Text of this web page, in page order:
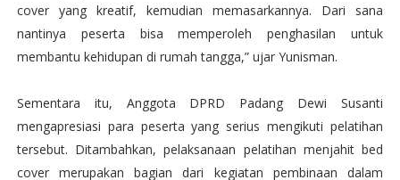
cover yang kreatif, kemudian memasarkannya. Dari sana
nantinya peserta bisa memperoleh penghasilan untuk
membantu kehidupan di rumah tangga,” ujar Yunisman.
Sementara itu, Anggota DPRD Padang Dewi Susanti
mengapresiasi para peserta yang serius mengikuti pelatihan
tersebut. Ditambahkan, pelaksanaan pelatihan menjahit bed
cover merupakan bagian dari kegiatan pembinaan dalam